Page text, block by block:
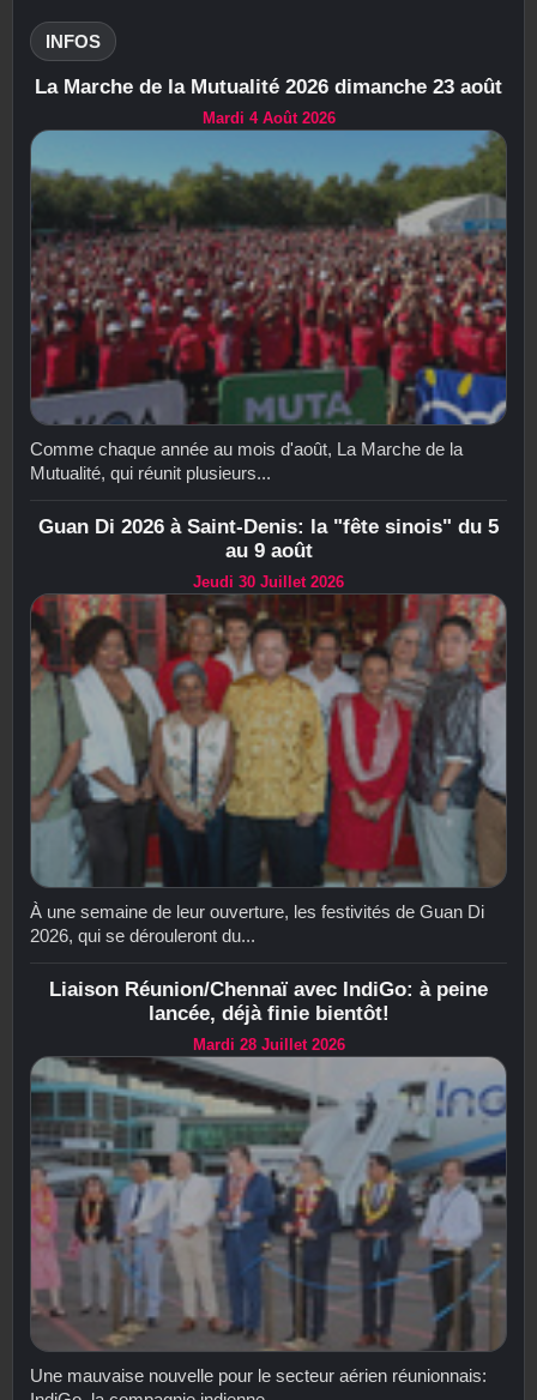
INFOS
La Marche de la Mutualité 2026 dimanche 23 août
Mardi 4 Août 2026
Comme chaque année au mois d'août, La Marche de la
Mutualité, qui réunit plusieurs...
Guan Di 2026 à Saint-Denis: la "fête sinois" du 5
au 9 août
Jeudi 30 Juillet 2026
À une semaine de leur ouverture, les festivités de Guan Di
2026, qui se dérouleront du...
Liaison Réunion/Chennaï avec IndiGo: à peine
lancée, déjà finie bientôt!
Mardi 28 Juillet 2026
Une mauvaise nouvelle pour le secteur aérien réunionnais: